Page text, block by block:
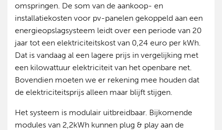
omspringen. De som van de aankoop- en
installatiekosten voor pv-panelen gekoppeld aan een
energieopslagsysteem leidt over een periode van 20
jaar tot een elektriciteitskost van 0,24 euro per kWh.
Dat is vandaag al een lagere prijs in vergelijking met
een kilowattuur elektriciteit van het openbare net.
Bovendien moeten we er rekening mee houden dat
de elektriciteitsprijs alleen maar blijft stijgen.
Het systeem is modulair uitbreidbaar. Bijkomende
modules van 2,2kWh kunnen plug & play aan de